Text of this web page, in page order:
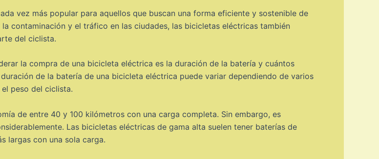
vez más popular para aquellos que buscan una forma eficiente y sostenible de
contaminación y el tráfico en las ciudades, las bicicletas eléctricas también
del ciclista.
la compra de una bicicleta eléctrica es la duración de la batería y cuántos
de la batería de una bicicleta eléctrica puede variar dependiendo de varios
peso del ciclista.
de entre 40 y 100 kilómetros con una carga completa. Sin embargo, es
Las bicicletas eléctricas de gama alta suelen tener baterías de
largas con una sola carga.